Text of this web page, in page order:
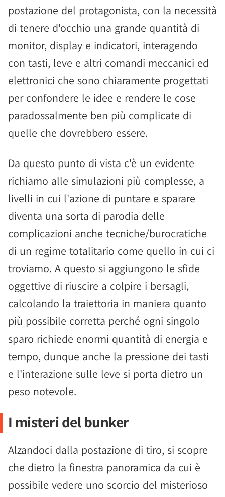
postazione del protagonista, con la necessità
di tenere d'occhio una grande quantità di
monitor, display e indicatori, interagendo
con tasti, leve e altri comandi meccanici ed
elettronici che sono chiaramente progettati
per confondere le idee e rendere le cose
paradossalmente ben più complicate di
quelle che dovrebbero essere.
Da questo punto di vista c'è un evidente
richiamo alle simulazioni più complesse, a
livelli in cui l'azione di puntare e sparare
diventa una sorta di parodia delle
complicazioni anche tecniche/burocratiche
di un regime totalitario come quello in cui ci
troviamo. A questo si aggiungono le sfide
oggettive di riuscire a colpire i bersagli,
calcolando la traiettoria in maniera quanto
più possibile corretta perché ogni singolo
sparo richiede enormi quantità di energia e
tempo, dunque anche la pressione dei tasti
e l'interazione sulle leve si porta dietro un
peso notevole.
I misteri del bunker
Alzandoci dalla postazione di tiro, si scopre
che dietro la finestra panoramica da cui è
possibile vedere uno scorcio del misterioso